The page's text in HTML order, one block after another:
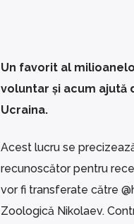
Un favorit al
voluntar și acum ajută
Ucraina.
Acest lucru se
recunoscător pentru
vor fi transferate către
Zoologică Nikolaev.